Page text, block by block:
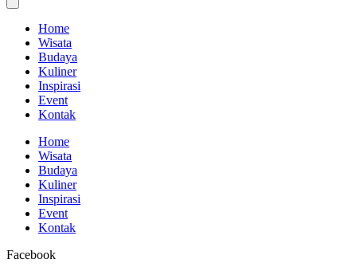
Home
Wisata
Budaya
Kuliner
Inspirasi
Event
Kontak
Home
Wisata
Budaya
Kuliner
Inspirasi
Event
Kontak
Facebook